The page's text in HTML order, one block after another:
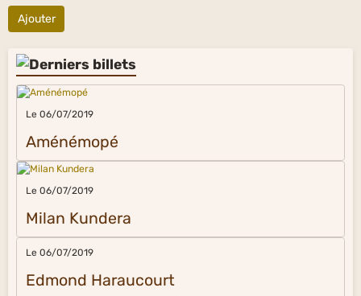
Ajouter
Le 06/07/2019
Aménémopé
Le 06/07/2019
Milan Kundera
Le 06/07/2019
Edmond Haraucourt